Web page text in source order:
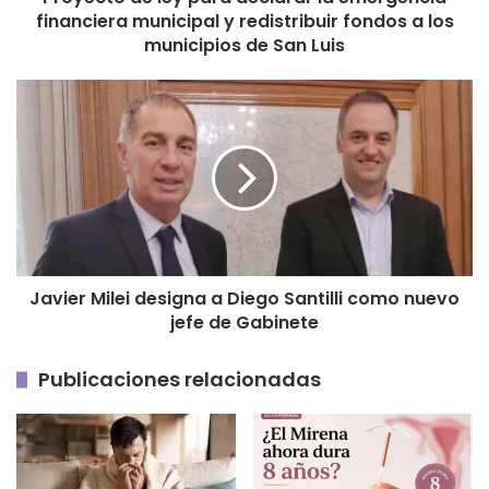
redistribuir
municipios
financiera municipal y redistribuir fondos a los
municipios de San Luis
como
nuevo
jefe
Javier Milei designa a Diego Santilli como nuevo
jefe de Gabinete
Publicaciones relacionadas